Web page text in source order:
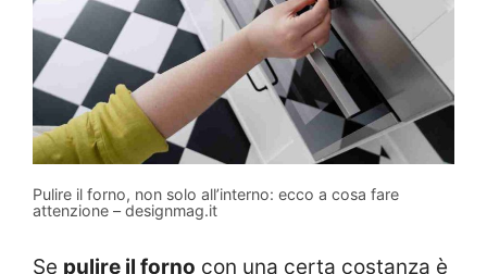
Pulire il forno, non solo all’interno: ecco a cosa fare
attenzione – designmag.it
Se pulire il forno con una certa costanza è